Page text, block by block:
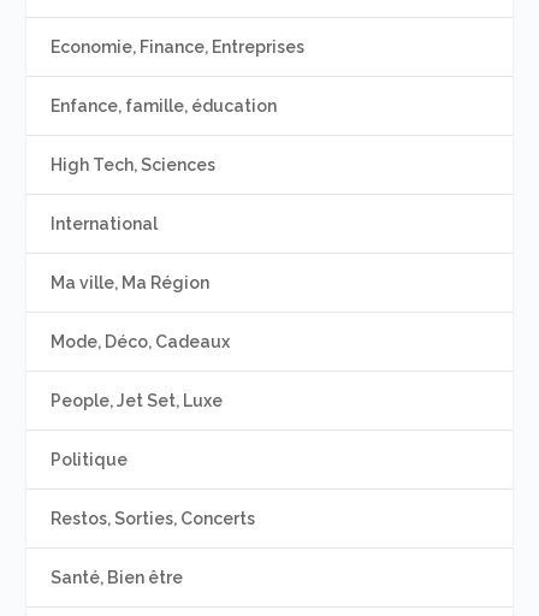
Economie, Finance, Entreprises
Enfance, famille, éducation
High Tech, Sciences
International
Ma ville, Ma Région
Mode, Déco, Cadeaux
People, Jet Set, Luxe
Politique
Restos, Sorties, Concerts
Santé, Bien être